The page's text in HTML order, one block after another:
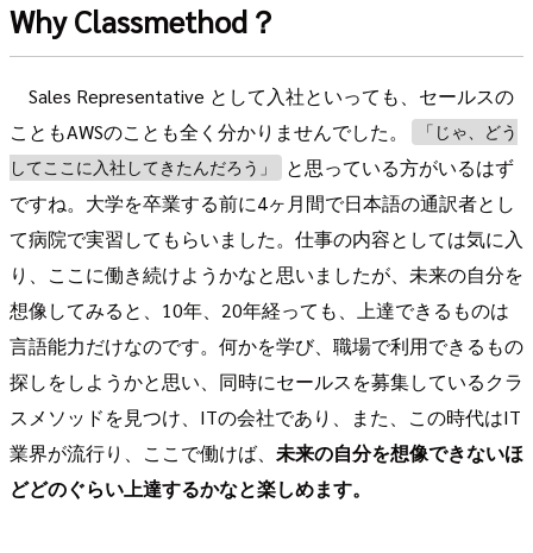
Why Classmethod？
Sales Representative として入社といっても、セールスの
こともAWSのことも全く分かりませんでした。
「じゃ、どう
してここに入社してきたんだろう」
と思っている方がいるはず
ですね。大学を卒業する前に4ヶ月間で日本語の通訳者とし
て病院で実習してもらいました。仕事の内容としては気に入
り、ここに働き続けようかなと思いましたが、未来の自分を
想像してみると、10年、20年経っても、上達できるものは
言語能力だけなのです。何かを学び、職場で利用できるもの
探しをしようかと思い、同時にセールスを募集しているクラ
スメソッドを見つけ、ITの会社であり、また、この時代はIT
業界が流行り、ここで働けば、 未来の自分を想像できないほ
どどのぐらい上達するかなと楽しめます。